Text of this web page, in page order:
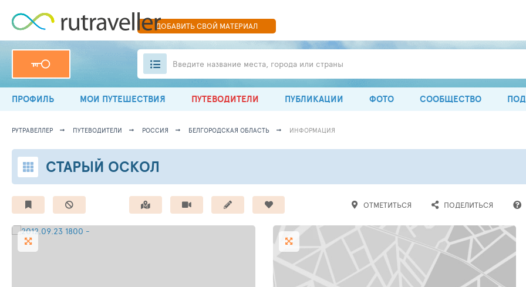
ДОБАВИТЬСВОЙ МАТЕРИАЛ
Введите название места, города или страны
ПРОФИЛЬ МОИ ПУТЕШЕСТВИЯ ПУТЕВОДИТЕЛИ ПУБЛИКАЦИИ ФОТО СООБЩЕСТВО
РУТРАВЕЛЛЕР ПУТЕВОДИТЕЛИ РОССИЯ БЕЛГОРОДСКАЯ ОБЛАСТЬ ИНФОРМАЦИЯ
СТАРЫЙ ОСКОЛ
ОТМЕТИТЬСЯ ПОДЕЛИТЬСЯ